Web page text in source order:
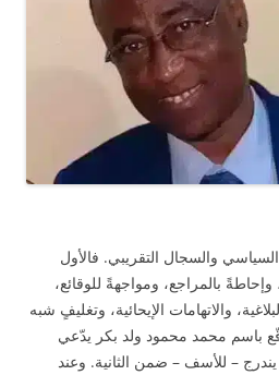
والسجال التقريبي. فالأول
بالمراجع، ومواجهةً للوقائع،
والاتهامات الإيحائية، وتغليفٍ شبه
باسم محمد محمود ولد بكر يدّعي
يندرج – للأسف – ضمن الثانية. وعند